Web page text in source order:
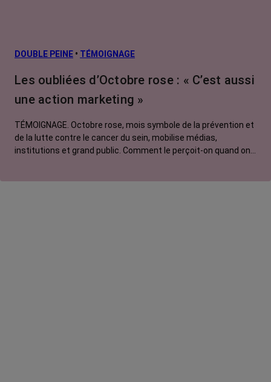
L’après cancer
Traitements
contre le cancer
DOUBLE PEINE • TÉMOIGNAGE
Les oubliées d’Octobre rose : « C’est aussi
une action marketing »
TÉMOIGNAGE. Octobre rose, mois symbole de la prévention et
de la lutte contre le cancer du sein, mobilise médias,
institutions et grand public. Comment le perçoit-on quand on